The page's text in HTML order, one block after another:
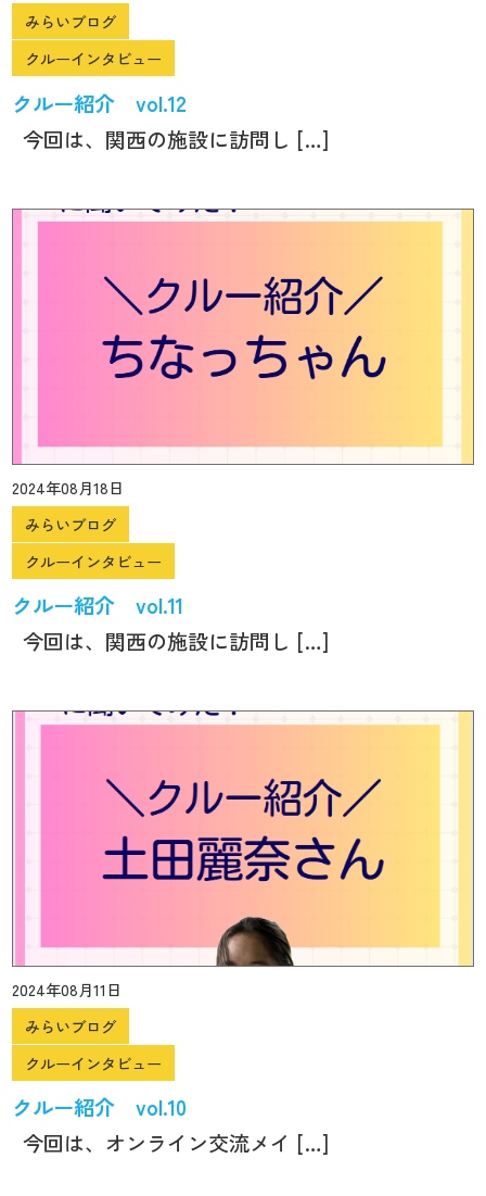
みらいブログ
クルーインタビュー
クルー紹介 vol.12
今回は、関西の施設に訪問し […]
2024年08月18日
みらいブログ
クルーインタビュー
クルー紹介 vol.11
今回は、関西の施設に訪問し […]
2024年08月11日
みらいブログ
クルーインタビュー
クルー紹介 vol.10
今回は、オンライン交流メイ […]